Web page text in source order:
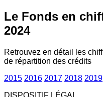
Le Fonds en
2024
Retrouvez en détail les
de répartition des crédits
2015 2016 2017 2018 2019